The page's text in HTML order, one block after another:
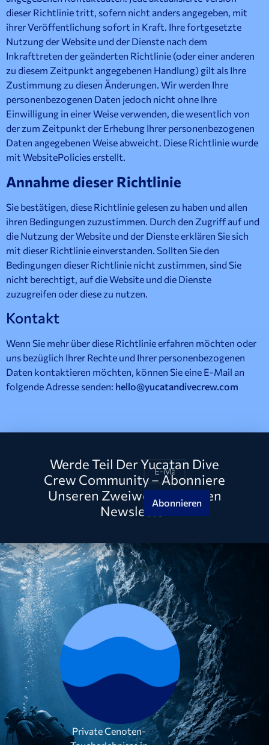
dieser Richtlinie tritt, sofern nicht anders angegeben, mit
ihrer Veröffentlichung sofort in Kraft. Ihre fortgesetzte
Nutzung der Website und der Dienste nach dem
Inkrafttreten der geänderten Richtlinie (oder einer anderen
zu diesem Zeitpunkt angegebenen Handlung) gilt als Ihre
Zustimmung zu diesen Änderungen. Wir werden Ihre
personenbezogenen Daten jedoch nicht ohne Ihre
Einwilligung in einer Weise verwenden, die wesentlich von
der zum Zeitpunkt der Erhebung Ihrer personenbezogenen
Daten angegebenen Weise abweicht. Diese Richtlinie wurde
mit WebsitePolicies erstellt.
Annahme dieser Richtlinie
Sie bestätigen, diese Richtlinie gelesen zu haben und allen
ihren Bedingungen zuzustimmen. Durch den Zugriff auf und
die Nutzung der Website und der Dienste erklären Sie sich
mit dieser Richtlinie einverstanden. Sollten Sie den
Bedingungen dieser Richtlinie nicht zustimmen, sind Sie
nicht berechtigt, auf die Website und die Dienste
zuzugreifen oder diese zu nutzen.
Kontakt
Wenn Sie mehr über diese Richtlinie erfahren möchten oder
uns bezüglich Ihrer Rechte und Ihrer personenbezogenen
Daten kontaktieren möchten, können Sie eine E-Mail an
folgende Adresse senden: hello@yucatandivecrew.com
Werde Teil Der Yucatan Dive
Crew Community – Abonniere
Unseren Zweiwöchentlichen
NewsletterAbonnieren
Private Cenoten-